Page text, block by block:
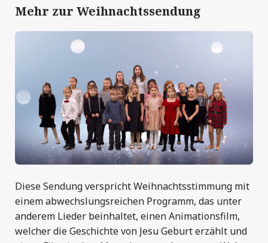
Mehr zur Weihnachtssendung
Diese Sendung verspricht Weihnachtsstimmung mit
einem abwechslungsreichen Programm, das unter
anderem Lieder beinhaltet, einen Animationsfilm,
welcher die Geschichte von Jesu Geburt erzählt und